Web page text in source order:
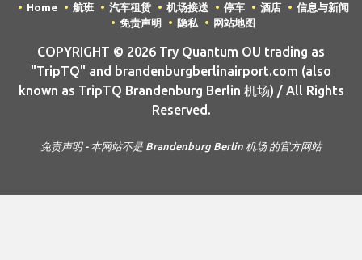
Home 航班 汽车租赁 机场接送 停车 酒店
信息与新闻
免责声明
隐私 网站地图
COPYRIGHT © 2026 Try Quantum OU trading as
"TripTQ" and brandenburgberlinairport.com (also
known as TripTQ Brandenburg Berlin 机场) / All Rights
Reserved.
免责声明 - 本网站不是 Brandenburg Berlin 机场 的官方网站